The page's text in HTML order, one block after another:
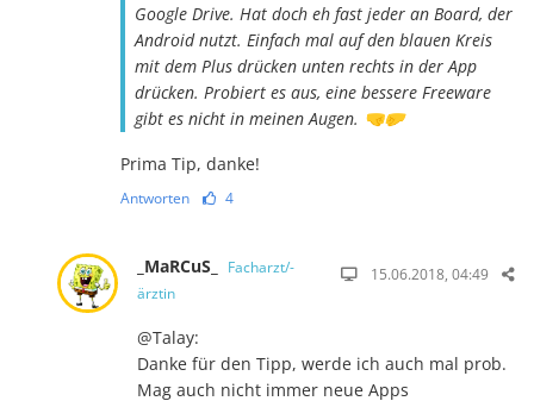
Google Drive. Hat doch eh fast jeder an Board, der
Android nutzt. Einfach mal auf den blauen Kreis
mit dem Plus drücken unten rechts in der App
drücken. Probiert es aus, eine bessere Freeware
gibt es nicht in meinen Augen. 🤜🤛
Prima Tip, danke!
Antworten 4
_MaRCuS_
Facharzt/-
ärztin
15.06.2018, 04:49
@Talay:
Danke für den Tipp, werde ich auch mal prob.
Mag auch nicht immer neue Apps